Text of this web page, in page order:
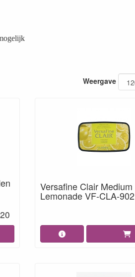
Weergave
Versafine Clair Medium
Lemonade VF-CLA-902